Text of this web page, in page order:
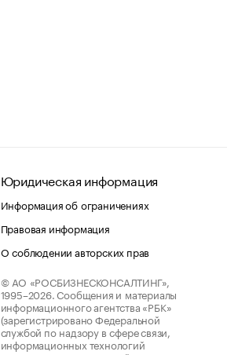
Юридическая информация
Информация об ограничениях
Правовая информация
О соблюдении авторских прав
© АО «РОСБИЗНЕСКОНСАЛТИНГ»,
1995–2026. Сообщения и материалы
информационного агентства «РБК»
(зарегистрировано Федеральной
службой по надзору в сфере связи,
информационных технологий